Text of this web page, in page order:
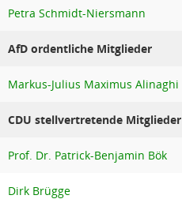
Petra Schmidt-Niersmann
AfD ordentliche Mitglieder
Markus-Julius Maximus Alinaghi
CDU stellvertretende Mitglieder
Prof. Dr. Patrick-Benjamin Bök
Dirk Brügge